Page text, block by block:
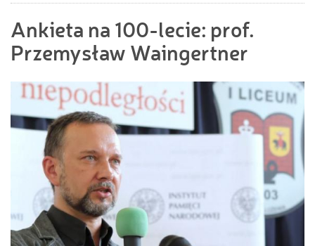
Ankieta na 100-lecie: prof.
Przemysław Waingertner